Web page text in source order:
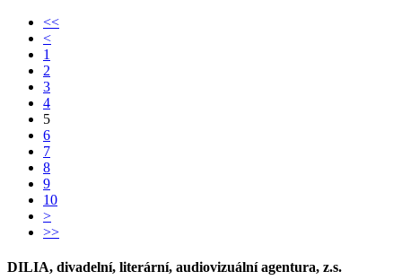
<<
<
1
2
3
4
5
6
7
8
9
10
>
>>
DILIA, divadelní, literární, audiovizuální agentura, z.s.